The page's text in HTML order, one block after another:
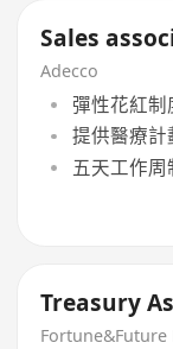
Sales
Adecco
彈性花紅制
提供醫療計
五天工作周
Treasury